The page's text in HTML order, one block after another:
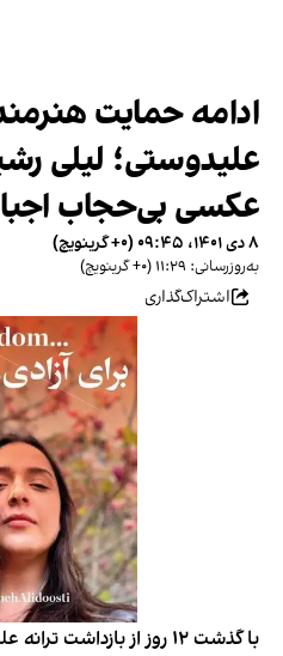
ادامه حمایت
علیدوستی؛ لیلی
عکسی بی‌حجاب
۸ دی ۱۴۰۱، ۰۹:۴۵ (‎+۰ گرینویچ)
به‌روزرسانی: ۱۱:۲۹ (‎+۰ گرینویچ)
اشتراک‌گذاری
با گذشت ۱۲ روز از